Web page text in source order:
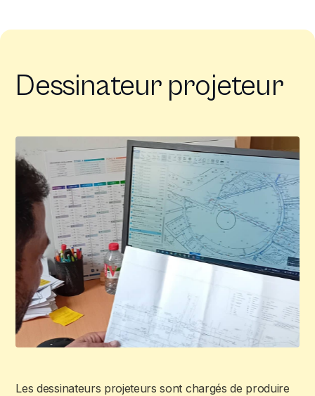
Dessinateur projeteur
Les dessinateurs projeteurs sont chargés de produire